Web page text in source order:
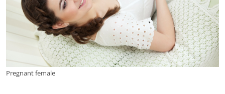
Pregnant female